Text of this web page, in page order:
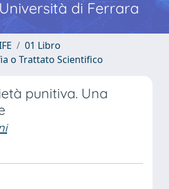
di Ferrara
01 Libro
o Trattato Scientifico
punitiva. Una